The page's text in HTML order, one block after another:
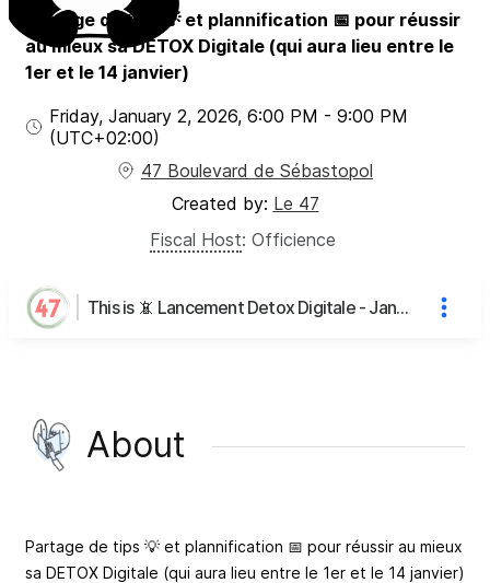
Partage de tips 💡 et plannification 📅 pour réussir
au mieux sa DETOX Digitale (qui aura lieu entre le
1er et le 14 janvier)
Friday, January 2, 2026, 6:00 PM - 9:00 PM
(UTC+02:00)
47 Boulevard de Sébastopol
Created by: Le 47
Fiscal Host: Officience
This is 📵 Lancement Detox Digitale - Janvier 2026 avec Wowowo's page
About
Partage de tips 💡 et plannification 📅 pour réussir au mieux
sa DETOX Digitale (qui aura lieu entre le 1er et le 14 janvier)